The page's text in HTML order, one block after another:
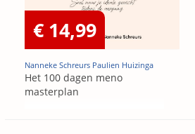
€ 14,99
Nanneke Schreurs Paulien Huizinga
Het 100 dagen meno
masterplan